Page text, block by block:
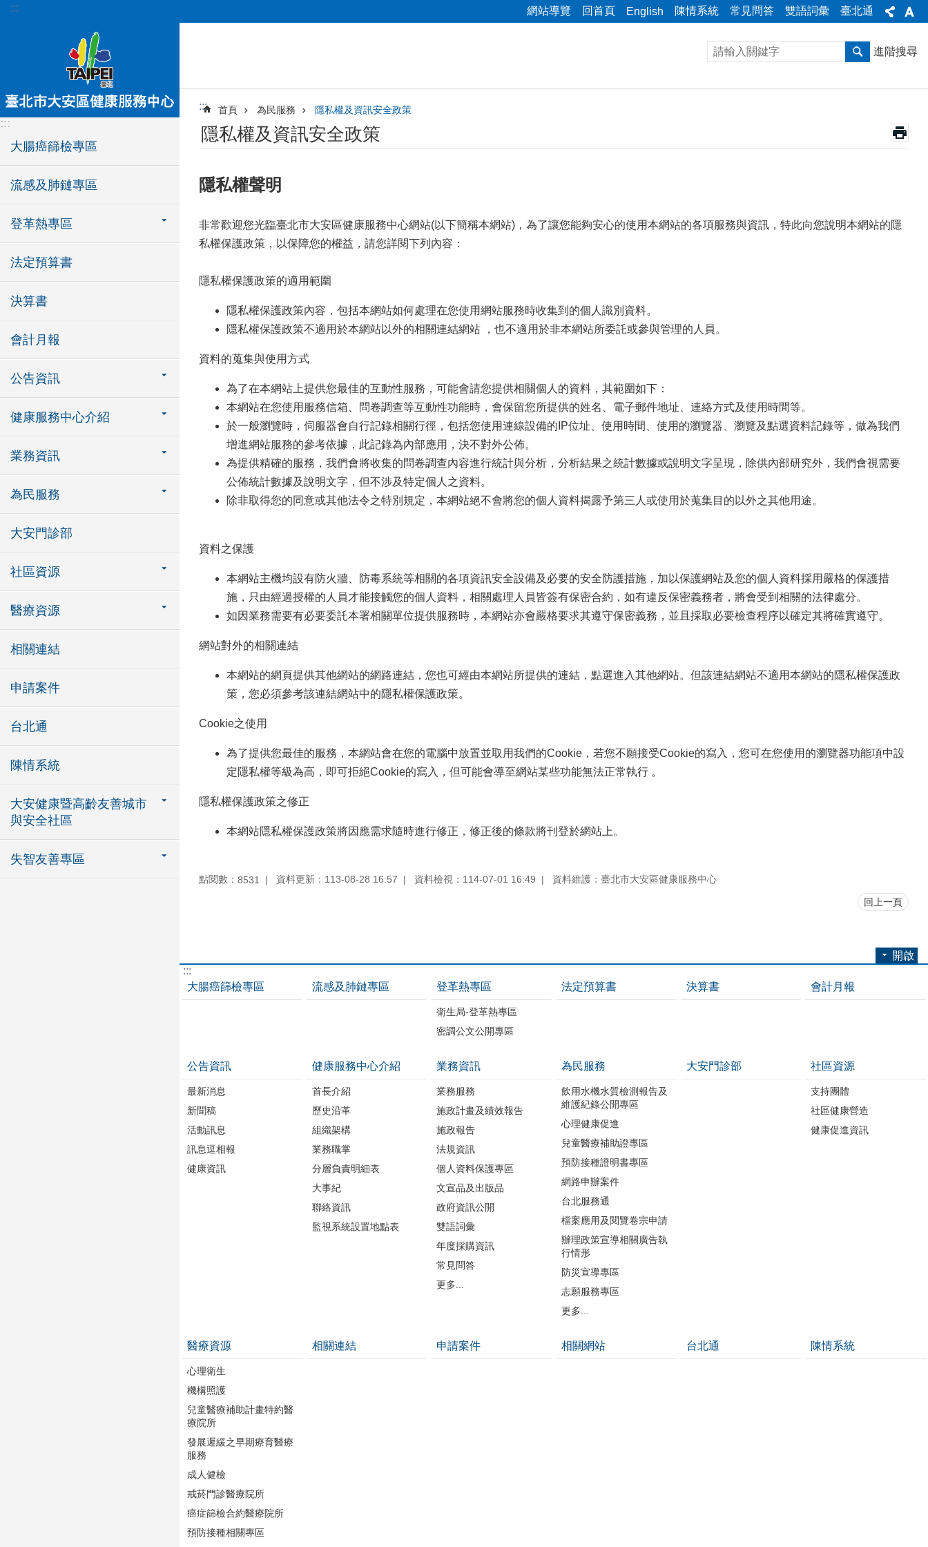
跳到主要內容區塊
::: 網站導覽 回首頁 English 陳情系統 常見問答 雙語詞彙 臺北通
:::
大腸癌篩檢專區
流感及肺鏈專區
登革熱專區
法定預算書
決算書
會計月報
公告資訊
健康服務中心介紹
業務資訊
為民服務
大安門診部
社區資源
醫療資源
相關連結
申請案件
台北通
陳情系統
大安健康暨高齡友善城市
與安全社區
失智友善專區
進階搜尋
::: 首頁 為民服務 隱私權及資訊安全政策
隱私權及資訊安全政策
隱私權聲明
非常歡迎您光臨臺北市大安區健康服務中心網站(以下簡稱本網站)，為了讓您能夠安心的使用本網站的各項服務與資訊，特此向您說明本網站的隱
私權保護政策，以保障您的權益，請您詳閱下列內容：
隱私權保護政策的適用範圍
隱私權保護政策內容，包括本網站如何處理在您使用網站服務時收集到的個人識別資料。
隱私權保護政策不適用於本網站以外的相關連結網站 ，也不適用於非本網站所委託或參與管理的人員。
資料的蒐集與使用方式
為了在本網站上提供您最佳的互動性服務，可能會請您提供相關個人的資料，其範圍如下：
本網站在您使用服務信箱、問卷調查等互動性功能時，會保留您所提供的姓名、電子郵件地址、連絡方式及使用時間等。
於一般瀏覽時，伺服器會自行記錄相關行徑，包括您使用連線設備的IP位址、使用時間、使用的瀏覽器、瀏覽及點選資料記錄等，做為我們
增進網站服務的參考依據，此記錄為內部應用，決不對外公佈。
為提供精確的服務，我們會將收集的問卷調查內容進行統計與分析，分析結果之統計數據或說明文字呈現，除供內部研究外，我們會視需要
公佈統計數據及說明文字，但不涉及特定個人之資料。
除非取得您的同意或其他法令之特別規定，本網站絕不會將您的個人資料揭露予第三人或使用於蒐集目的以外之其他用途。
資料之保護
本網站主機均設有防火牆、防毒系統等相關的各項資訊安全設備及必要的安全防護措施，加以保護網站及您的個人資料採用嚴格的保護措
施，只由經過授權的人員才能接觸您的個人資料，相關處理人員皆簽有保密合約，如有違反保密義務者，將會受到相關的法律處分。
如因業務需要有必要委託本署相關單位提供服務時，本網站亦會嚴格要求其遵守保密義務，並且採取必要檢查程序以確定其將確實遵守。
網站對外的相關連結
本網站的網頁提供其他網站的網路連結，您也可經由本網站所提供的連結，點選進入其他網站。但該連結網站不適用本網站的隱私權保護政
策，您必須參考該連結網站中的隱私權保護政策。
Cookie之使用
為了提供您最佳的服務，本網站會在您的電腦中放置並取用我們的Cookie，若您不願接受Cookie的寫入，您可在您使用的瀏覽器功能項中設
定隱私權等級為高，即可拒絕Cookie的寫入，但可能會導至網站某些功能無法正常執行 。
隱私權保護政策之修正
本網站隱私權保護政策將因應需求隨時進行修正，修正後的條款將刊登於網站上。
點閱數： 8531 資料更新：113-08-28 16:57 資料檢視：114-07-01 16:49 資料維護：臺北市大安區健康服務中心
回上一頁
開啟
:::
大腸癌篩檢專區
流感及肺鏈專區 登革熱專區
衛生局-登革熱專區
密調公文公開專區
法定預算書 決算書 會計月報
公告資訊
最新消息
新聞稿
活動訊息
訊息逗相報
健康資訊
健康服務中心介紹
首長介紹
歷史沿革
組織架構
業務職掌
分層負責明細表
大事紀
聯絡資訊
監視系統設置地點表
業務資訊
業務服務
施政計畫及績效報告
施政報告
法規資訊
個人資料保護專區
文宣品及出版品
政府資訊公開
雙語詞彙
年度採購資訊
常見問答
更多...
為民服務
飲用水機水質檢測報告及
維護紀錄公開專區
心理健康促進
兒童醫療補助證專區
預防接種證明書專區
網路申辦案件
台北服務通
檔案應用及閱覽卷宗申請
辦理政策宣導相關廣告執
行情形
防災宣導專區
志願服務專區
更多...
大安門診部 社區資源
支持團體
社區健康營造
健康促進資訊
醫療資源
心理衛生
機構照護
兒童醫療補助計畫特約醫
療院所
發展遲緩之早期療育醫療
服務
成人健檢
戒菸門診醫療院所
癌症篩檢合約醫療院所
預防接種相關專區
相關連結 申請案件 相關網站 台北通 陳情系統